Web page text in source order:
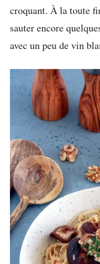
croquant. À la toute
sauter encore
avec un peu de vin